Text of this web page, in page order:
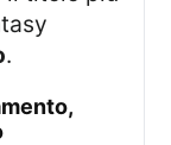
.